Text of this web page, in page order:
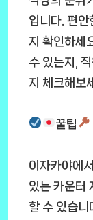
입니다. 편안
지 확인하세
수 있는지,
지 체크해보
꿀팁
이자카야에
있는 카운터
할 수 있습니